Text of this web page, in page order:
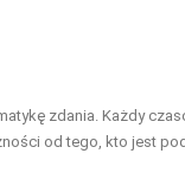
zdania. Każdy
od tego, kto jest